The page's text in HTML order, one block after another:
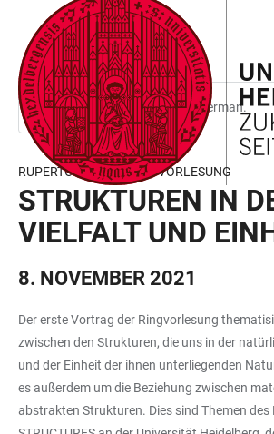
ACCESSIBILITY
LINKS
JUMP
TO
MAIN
CONTENT
OPEN
MAIN
NAVIGATION
OPEN
SEARCH
FORM
This page is only available in German.
RUPERTO CAROLA RINGVORLESUNG
STRUKTUREN IN
VIELFALT UND
8. NOVEMBER 2021
Der erste Vortrag der Ringvorlesung
zwischen den Strukturen, die uns in der
und der Einheit der ihnen unterliegenden
es außerdem um die Beziehung zwischen
abstrakten Strukturen. Dies sind Themen